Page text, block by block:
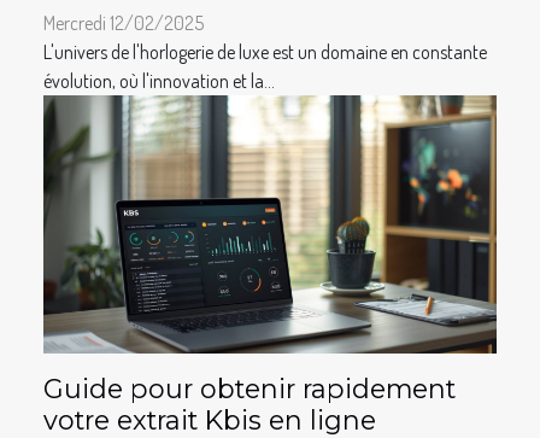
Mercredi 12/02/2025
L'univers de l'horlogerie de luxe est un domaine en constante
évolution, où l'innovation et la...
Guide pour obtenir rapidement
votre extrait Kbis en ligne